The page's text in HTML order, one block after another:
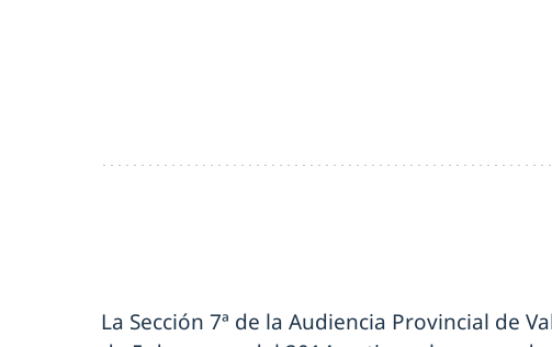
La Sección 7ª de la Audiencia Provincial de